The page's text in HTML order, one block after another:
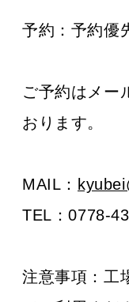
予約：予約優
ご予約はメー
おります。
MAIL：
TEL：0778-
注意事項：工